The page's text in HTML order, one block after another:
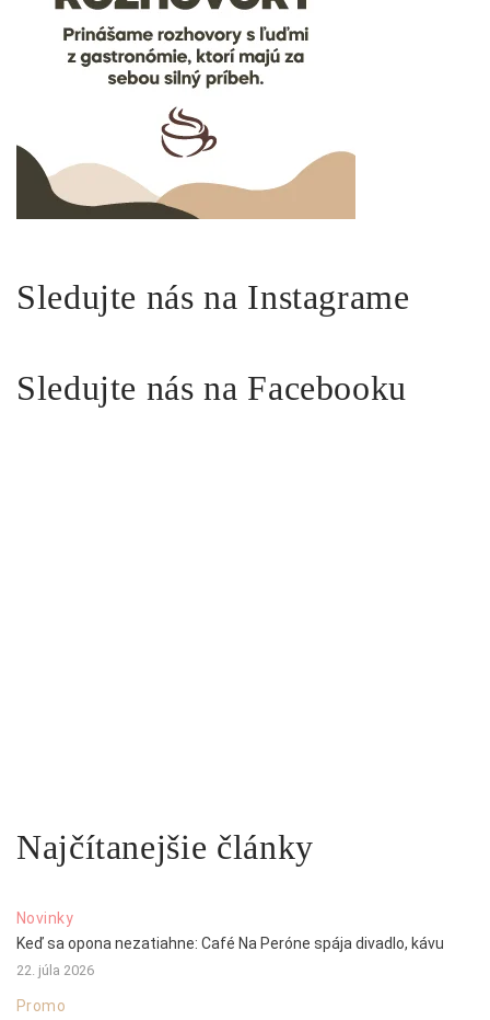
Sledujte nás na Instagrame
Sledujte nás na Facebooku
Najčítanejšie články
Novinky
Keď sa opona nezatiahne: Café Na Peróne spája divadlo, kávu
22. júla 2026
Promo